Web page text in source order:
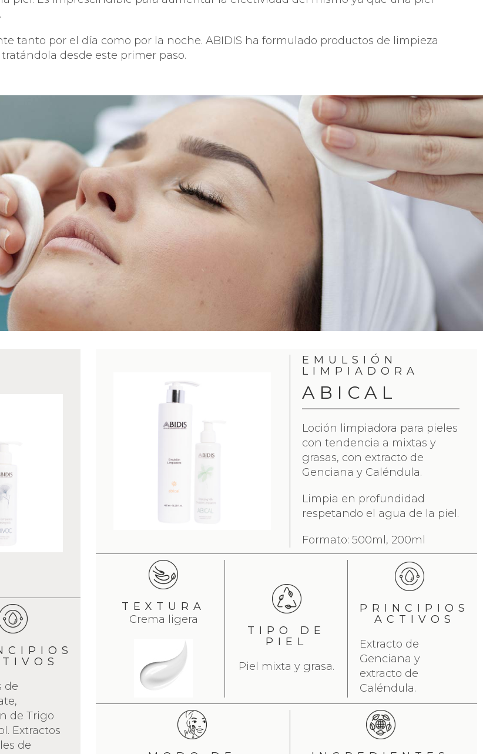
tanto por el día como por la noche. ABIDIS ha formulado productos de limpieza
desde este primer paso.
de
de Trigo
Extractos
de
EMULSIÓN
LIMPIADORA
ABICAL
Loción limpiadora para pieles
con tendencia a mixtas y
grasas, con extracto de
Genciana y Caléndula.
Limpia en profundidad
respetando el agua de la piel.
Formato: 500ml, 200ml
TEXTURA
Crema ligera
TIPO DE
PIEL
Piel mixta y grasa.
PRINCIPIOS
ACTIVOS
Extracto de
Genciana y
extracto de
Caléndula.